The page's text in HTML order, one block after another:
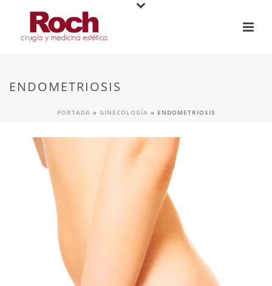
ENDOMETRIOSIS
PORTADA » GINECOLOGÍA » ENDOMETRIOSIS